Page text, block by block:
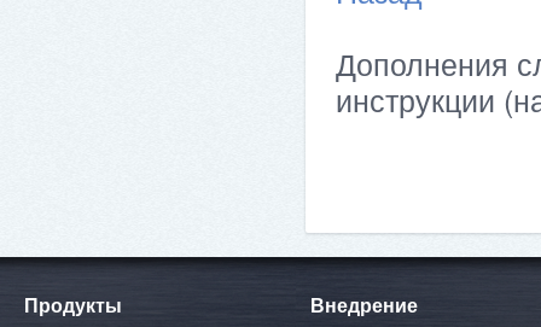
Дополнения
инструкции
Продукты Внедрение